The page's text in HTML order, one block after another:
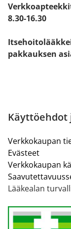
8.30-16.30
pakkauksen
Käyttöehdot
Verkkokaupan
Evästeet
Verkkokaupan
Lääkealan